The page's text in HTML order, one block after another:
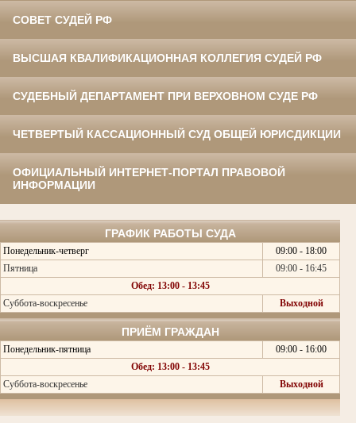
СОВЕТ СУДЕЙ РФ
ВЫСШАЯ КВАЛИФИКАЦИОННАЯ КОЛЛЕГИЯ СУДЕЙ РФ
СУДЕБНЫЙ ДЕПАРТАМЕНТ ПРИ ВЕРХОВНОМ СУДЕ РФ
ЧЕТВЕРТЫЙ КАССАЦИОННЫЙ СУД ОБЩЕЙ ЮРИСДИКЦИИ
ОФИЦИАЛЬНЫЙ ИНТЕРНЕТ-ПОРТАЛ ПРАВОВОЙ
ИНФОРМАЦИИ
ГРАФИК РАБОТЫ СУДА
Понедельник-четверг
09:00 - 18:00
Пятница
09:00 - 16:45
Обед: 13:00 - 13:45
Суббота-воскресенье
Выходной
ПРИЁМ ГРАЖДАН
Понедельник-пятница
09:00 - 16:00
Обед: 13:00 - 13:45
Суббота-воскресенье
Выходной